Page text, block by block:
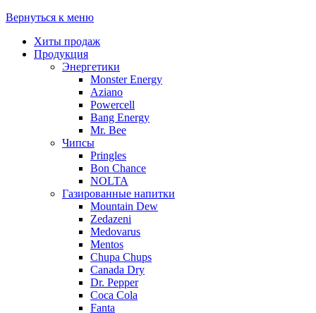
Вернуться к меню
Хиты продаж
Продукция
Энергетики
Monster Energy
Aziano
Powercell
Bang Energy
Mr. Bee
Чипсы
Pringles
Bon Chance
NOLTA
Газированные напитки
Mountain Dew
Zedazeni
Medovarus
Mentos
Chupa Chups
Canada Dry
Dr. Pepper
Coca Cola
Fanta